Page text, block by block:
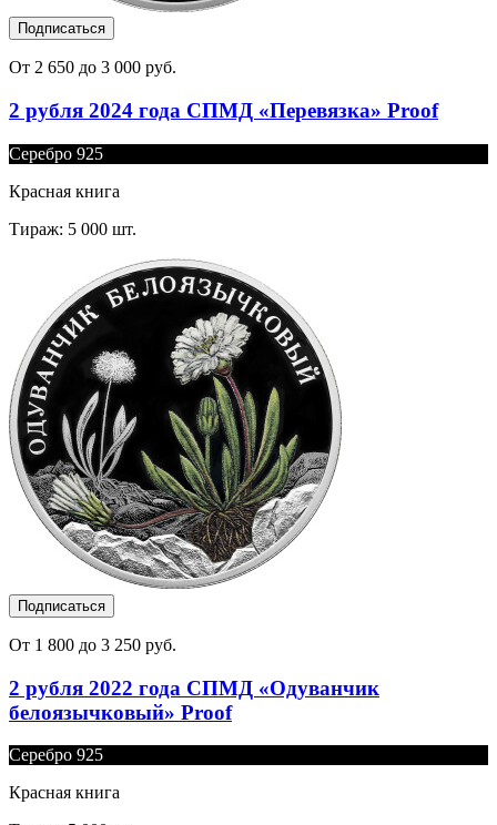
Подписаться
От 2 650 до 3 000 руб.
2 рубля 2024 года СПМД «Перевязка» Proof
Серебро 925
Красная книга
Тираж: 5 000 шт.
Подписаться
От 1 800 до 3 250 руб.
2 рубля 2022 года СПМД «Одуванчик
белоязычковый» Proof
Серебро 925
Красная книга